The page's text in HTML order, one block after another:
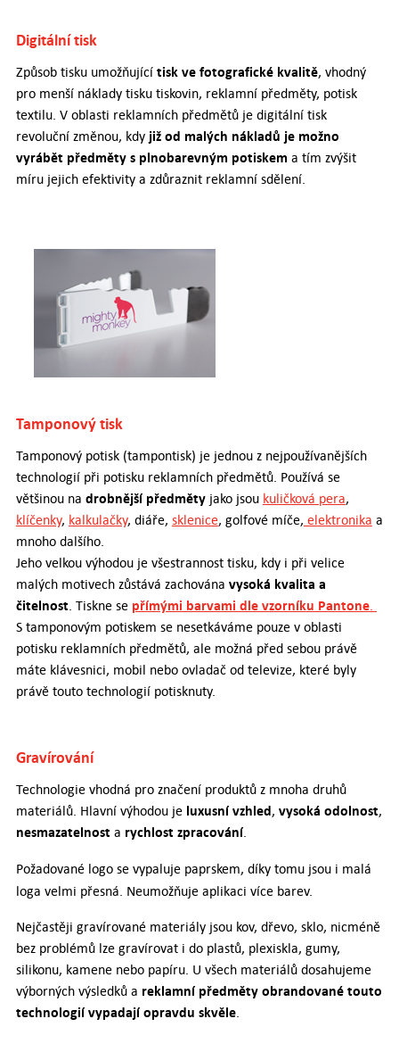
Digitální tisk
Způsob tisku umožňující tisk ve fotografické kvalitě, vhodný
pro menší náklady tisku tiskovin, reklamní předměty, potisk
textilu. V oblasti reklamních předmětů je digitální tisk
revoluční změnou, kdyjiž od malých nákladů je možno
vyrábět předměty s plnobarevným potiskem a tím zvýšit
míru jejich efektivity a zdůraznit reklamní sdělení.
Tamponový tisk
Tamponový potisk (tampontisk) je jednou z nejpoužívanějších
technologií při potisku reklamních předmětů. Používá se
většinou na drobnější předmětyjako jsou kuličková pera,
klíčenky, kalkulačky, diáře, sklenice, golfové míče, elektronika a
mnoho dalšího.
Jeho velkou výhodou je všestrannost tisku, kdy i při velice
malých motivech zůstává zachována vysoká kvalita a
čitelnost . Tiskne se přímými barvami dle vzorníku Pantone.
S tamponovým potiskem se nesetkáváme pouze v oblasti
potisku reklamních předmětů, ale možná před sebou právě
máte klávesnici, mobil nebo ovladač od televize, které byly
právě touto technologií potisknuty.
Gravírování
Technologie vhodná pro značení produktů z mnoha druhů
materiálů. Hlavní výhodou je luxusní vzhled, vysoká odolnost,
nesmazatelnost a rychlost zpracování.
Požadované logo se vypaluje paprskem, díky tomu jsou i malá
loga velmi přesná. Neumožňuje aplikaci více barev.
Nejčastěji gravírované materiály jsou kov, dřevo, sklo, nicméně
bez problémů lze gravírovat i do plastů, plexiskla, gumy,
silikonu, kamene nebo papíru. U všech materiálů dosahujeme
výborných výsledků a reklamní předměty obrandované touto
technologií vypadají opravdu skvěle.